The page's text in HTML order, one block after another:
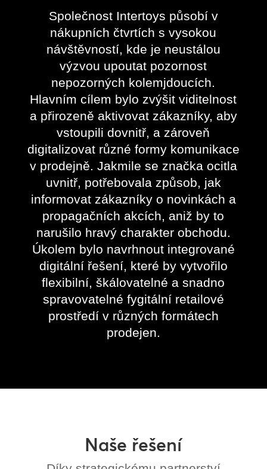
Společnost Intertoys působí v
nákupních čtvrtích s vysokou
návštěvností, kde je neustálou
výzvou upoutat pozornost
nepozorných kolemjdoucích.
Hlavním cílem bylo zvýšit viditelnost
a přirozeně aktivovat zákazníky, aby
vstoupili dovnitř, a zároveň
digitalizovat různé formy komunikace
v prodejně. Jakmile se značka ocitla
uvnitř, potřebovala způsob, jak
informovat zákazníky o novinkách a
propagačních akcích, aniž by to
narušilo hravý charakter obchodu.
Úkolem bylo navrhnout integrované
digitální řešení, které by vytvořilo
flexibilní, škálovatelné a snadno
spravovatelné fygitální retailové
prostředí v různých formátech
prodejen.
Naše řešení